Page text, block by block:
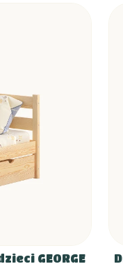
GEORGE